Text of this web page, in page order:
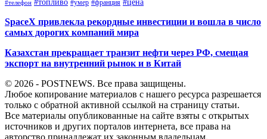
#телефон #топливо #умер #франция #цена
SpaceX привлекла рекордные инвестиции и вошла в число
самых дорогих компаний мира
Казахстан прекращает транзит нефти через РФ, смещая
экспорт на внутренний рынок и в Китай
© 2026 - POSTNEWS. Все права защищены.
Любое копирование материалов с нашего ресурса разрешается
только с обратной активной ссылкой на страницу статьи.
Все материалы опубликованные на сайте взяты с открытых
источников и других порталов интернета, все права на
авторство принадлежат их законным владельцам.